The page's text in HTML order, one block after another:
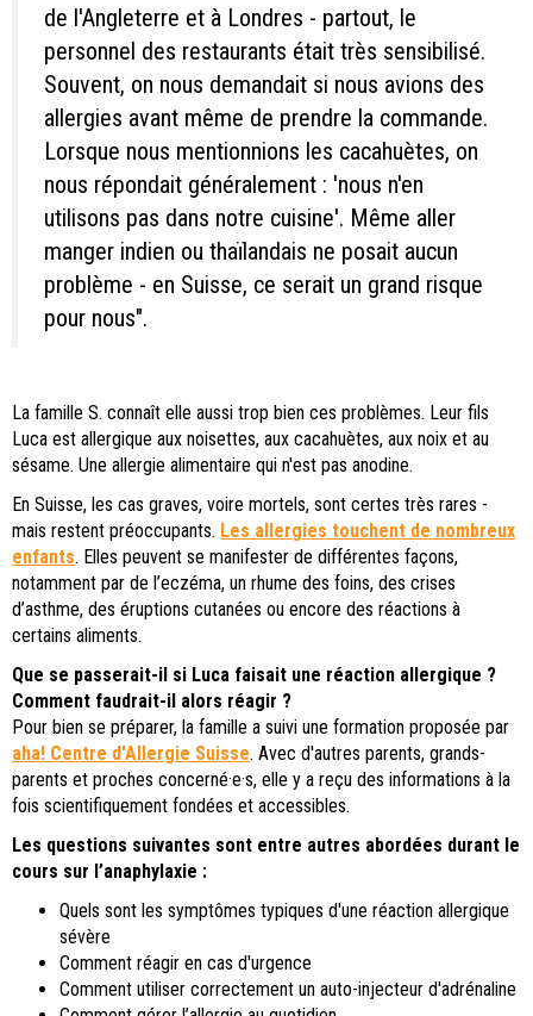
de l'Angleterre et à Londres - partout, le
personnel des restaurants était très sensibilisé.
Souvent, on nous demandait si nous avions des
allergies avant même de prendre la commande.
Lorsque nous mentionnions les cacahuètes, on
nous répondait généralement : 'nous n'en
utilisons pas dans notre cuisine'. Même aller
manger indien ou thaïlandais ne posait aucun
problème - en Suisse, ce serait un grand risque
pour nous".
La famille S. connaît elle aussi trop bien ces problèmes. Leur fils
Luca est allergique aux noisettes, aux cacahuètes, aux noix et au
sésame. Une allergie alimentaire qui n'est pas anodine.
En Suisse, les cas graves, voire mortels, sont certes très rares -
mais restent préoccupants. Les allergies touchent de nombreux
enfants. Elles peuvent se manifester de différentes façons,
notamment par de l’eczéma, un rhume des foins, des crises
d’asthme, des éruptions cutanées ou encore des réactions à
certains aliments.
Que se passerait-il si Luca faisait une réaction allergique ?
Comment faudrait-il alors réagir ?
Pour bien se préparer, la famille a suivi une formation proposée par
aha! Centre d'Allergie Suisse. Avec d'autres parents, grands-
parents et proches concerné·e·s, elle y a reçu des informations à la
fois scientifiquement fondées et accessibles.
Les questions suivantes sont entre autres abordées durant le
cours sur l’anaphylaxie :
Quels sont les symptômes typiques d'une réaction allergique
sévère
Comment réagir en cas d'urgence
Comment utiliser correctement un auto-injecteur d'adrénaline